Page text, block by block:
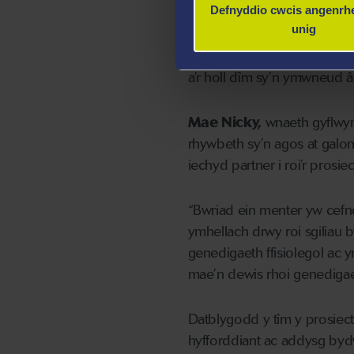
Defnyddio cwcis
unig
ffordd yr oedd y
bydwreigiaeth ynghyd, ac
Amlyga manteision
a’r holl dîm sy’n ymwneud
Mae Nicky, wnaeth
rhywbeth sy’n agos at
iechyd partner i roi’r
“Bwriad ein menter yw
ymhellach drwy roi sgiliau
genedigaeth ffisiolegol ac
mae’n dewis rhoi
Datblygodd y tîm y
hyfforddiant ac addysg